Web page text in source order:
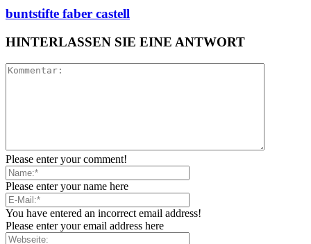
buntstifte faber castell
HINTERLASSEN SIE EINE ANTWORT
Please enter your comment!
Please enter your name here
You have entered an incorrect email address!
Please enter your email address here